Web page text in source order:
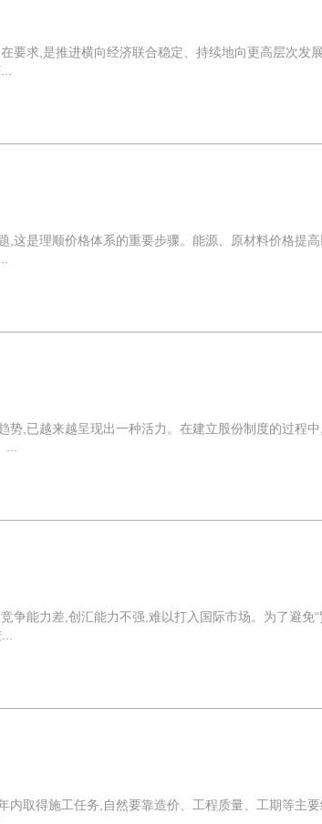
要求,是推进横向经济联合稳定、持续地向更高层次发
这是理顺价格体系的重要步骤。能源、原材料价格提
,已越来越呈现出一种活力。在建立股份制度的过程
争能力差,创汇能力不强,难以打入国际市场。为了避免
取得施工任务,自然要靠造价、工程质量、工期等主